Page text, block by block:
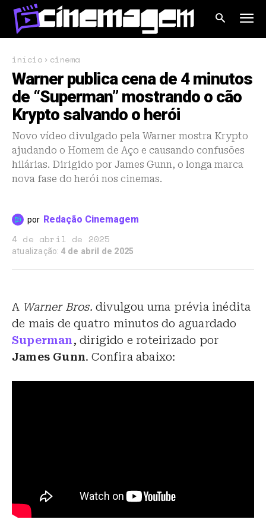
início cinema
Warner publica cena de 4 minutos
de “Superman” mostrando o cão
Krypto salvando o herói
Novo vídeo divulgado pela Warner mostra Krypto
ajudando o Homem de Aço e causando confusões
hilárias. Dirigido por James Gunn, o longa marca
nova fase do herói nos cinemas.
por Redação Cinemagem
4 de abril de 2025
atualização: 4 de abril de 2025
A Warner Bros. divulgou uma prévia inédita
de mais de quatro minutos do aguardado
Superman, dirigido e roteirizado por
James Gunn. Confira abaixo: